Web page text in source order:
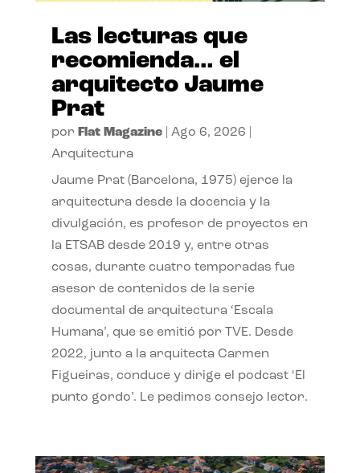
Las lecturas que
recomienda… el
arquitecto Jaume
Prat
por Flat Magazine| Ago 6, 2026
Arquitectura
Jaume Prat (Barcelona, 1975) ejerce la
arquitectura desde la docencia y la
divulgación, es profesor de proyectos en
la ETSAB desde 2019 y, entre otras
cosas, durante cuatro temporadas fue
asesor de contenidos de la serie
documental de arquitectura ‘Escala
Humana’, que se emitió por TVE. Desde
2022, junto a la arquitecta Carmen
Figueiras, conduce y dirige el podcast ‘El
punto gordo’. Le pedimos consejo lector.